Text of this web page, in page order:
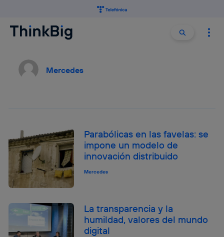
Buscar
Mercedes
Parabólicas en las favelas: se
impone un modelo de
innovación distribuido
Mercedes
La transparencia y la
humildad, valores del mundo
digital